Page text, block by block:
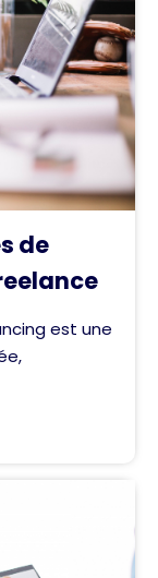
de
est une